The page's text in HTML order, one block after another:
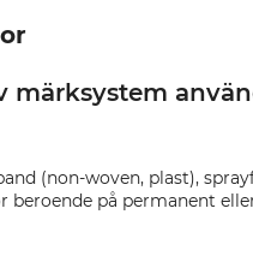
märksystem
(non-woven, plast),
beroende på permanent